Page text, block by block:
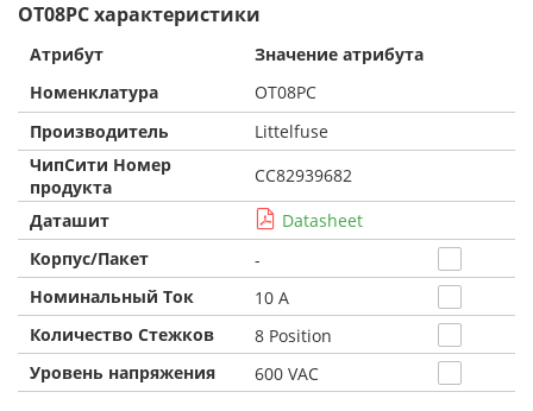
OT08PC характеристики
Атрибут
Значение атрибута
Номенклатура
OT08PC
Производитель
Littelfuse
ЧипСити Номер
продукта
CC82939682
Даташит
Datasheet
Корпус/Пакет
-
Номинальный Ток
10 A
Количество Стежков
8 Position
Уровень напряжения
600 VAC